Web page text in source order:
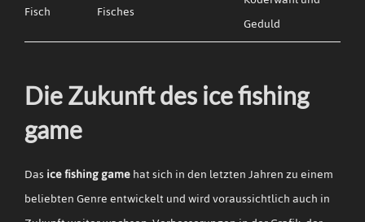
Fisch
Fisches
Geduld
Die Zukunft des ice fishing
game
Dasice fishing gamehat sich in den letzten Jahren zu einem
beliebten Genre entwickelt und wird voraussichtlich auch in